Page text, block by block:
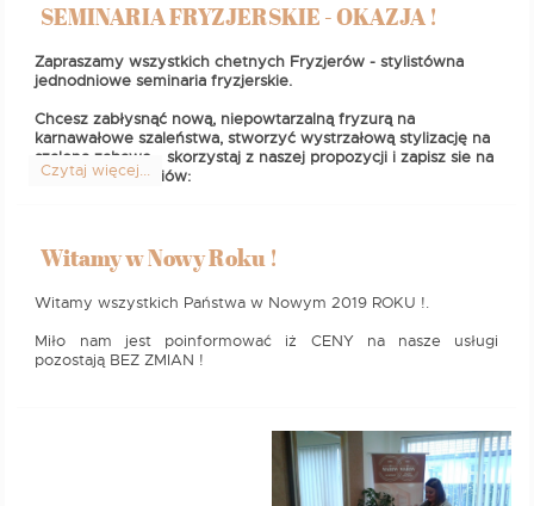
SEMINARIA FRYZJERSKIE - OKAZJA !
Zapraszamy wszystkich chetnych Fryzjerów - stylistówna
jednodniowe seminaria fryzjerskie.
Chcesz zabłysnąć nową, niepowtarzalną fryzurą na
karnawałowe szaleństwa, stworzyć wystrzałową stylizację na
szaloną zabawę - skorzystaj z naszej propozycji i zapisz sie na
jedno z semianariów:
Czytaj więcej...
Witamy w Nowy Roku !
Witamy wszystkich Państwa w Nowym 2019 ROKU !.
Miło nam jest poinformować iż CENY na nasze usługi
pozostają BEZ ZMIAN !